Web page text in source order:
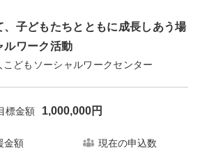
、子どもたちとともに成長しあう場
ルワーク活動
どもソーシャルワークセンター
標金額 1,000,000円
金額 現在の申込数